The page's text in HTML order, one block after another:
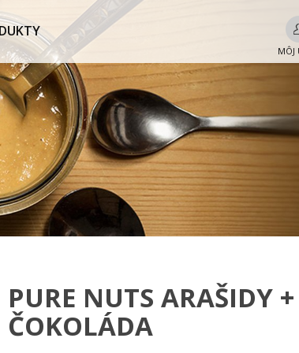
MÔJ
PURE NUTS ARAŠIDY +
ČOKOLÁDA